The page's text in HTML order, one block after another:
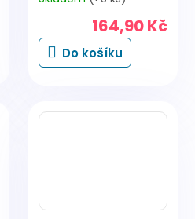
164,90 Kč
Do košíku